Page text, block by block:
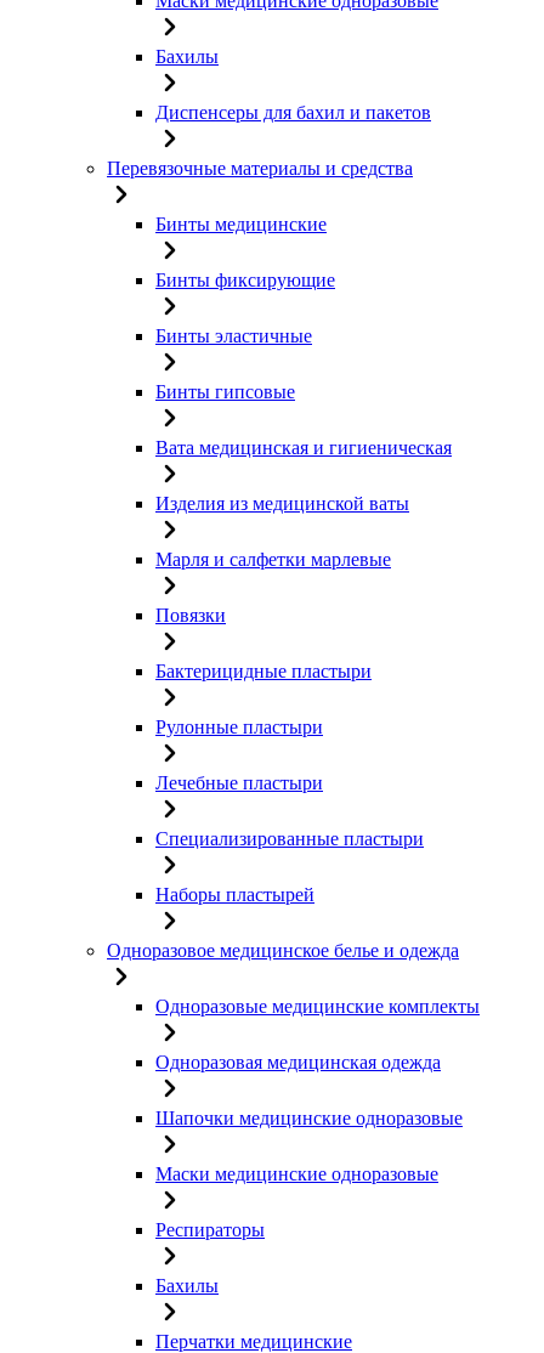
Бахилы
Диспенсеры для бахил и пакетов
Перевязочные материалы и средства
Бинты медицинские
Бинты фиксирующие
Бинты эластичные
Бинты гипсовые
Вата медицинская и гигиеническая
Изделия из медицинской ваты
Марля и салфетки марлевые
Повязки
Бактерицидные пластыри
Рулонные пластыри
Лечебные пластыри
Специализированные пластыри
Наборы пластырей
Одноразовое медицинское белье и одежда
Одноразовые медицинские комплекты
Одноразовая медицинская одежда
Шапочки медицинские одноразовые
Маски медицинские одноразовые
Респираторы
Бахилы
Перчатки медицинские